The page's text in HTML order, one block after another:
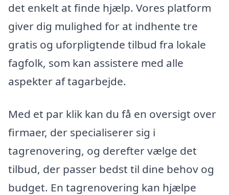
det enkelt at finde hjælp. Vores platform
giver dig mulighed for at indhente tre
gratis og uforpligtende tilbud fra lokale
fagfolk, som kan assistere med alle
aspekter af tagarbejde.
Med et par klik kan du få en oversigt over
firmaer, der specialiserer sig i
tagrenovering, og derefter vælge det
tilbud, der passer bedst til dine behov og
budget. En tagrenovering kan hjælpe